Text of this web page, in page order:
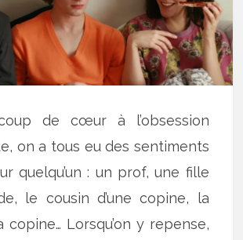
de cœur à l’obsession
on a tous eu des sentiments
quelqu’un : un prof, une fille
le cousin d’une copine, la
Lorsqu’on y repense,